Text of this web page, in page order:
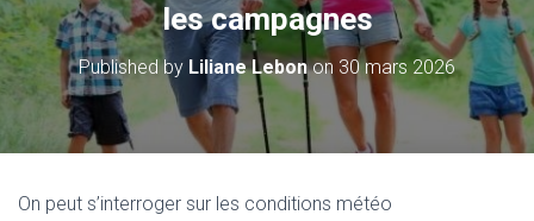
les campagnes
Published by Liliane Lebonon 30 mars 2026
On peut s’interroger sur les conditions météo